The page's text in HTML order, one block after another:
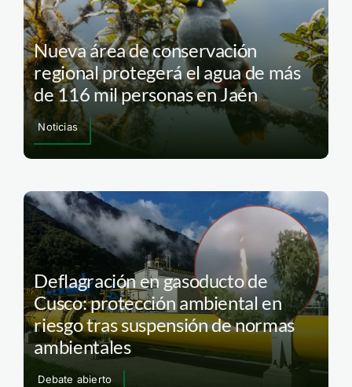
Nueva área de conservación
regional protegerá el agua de más
de 116 mil personas en Jaén
Noticias
Deflagración en gasoducto de
Cusco: protección ambiental en
riesgo tras suspensión de normas
ambientales
Debate abierto